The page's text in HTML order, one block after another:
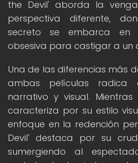
the Devil' aborda la
perspectiva diferente,
secreto se embarca en
obsesiva para castigar a un
Una de las diferencias más
ambas películas radica
narrativo y visual.
caracteriza por su estilo
enfoque en la redención
Devil' destaca por su
sumergiendo al